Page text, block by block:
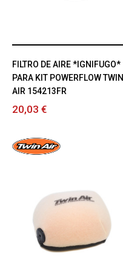
FILTRO DE AIRE *IGNIFUGO*
PARA KIT POWERFLOW TWIN
AIR 154213FR
20,03 €